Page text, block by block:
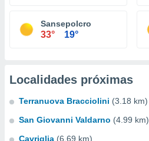
Sansepolcro
33° 19°
Localidades próximas
Terranuova Bracciolini (3.18 km)
San Giovanni Valdarno (4.99 km)
Cavriglia (6.69 km)